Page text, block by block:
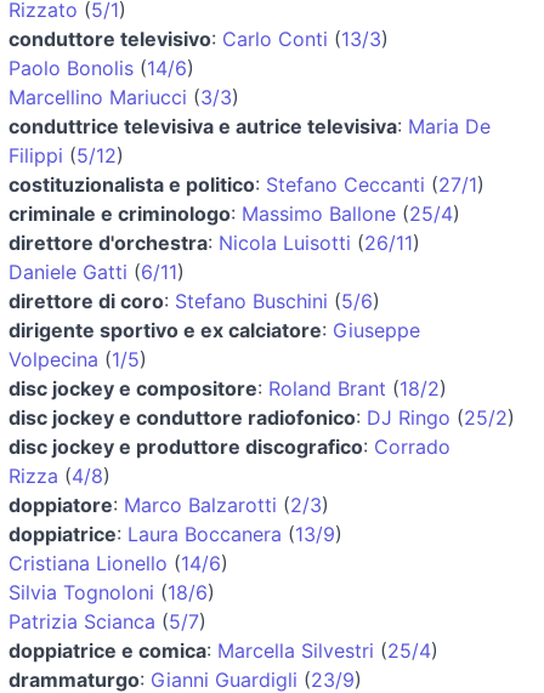
Rizzato (5/1)
conduttore televisivo: Carlo Conti (13/3)
Paolo Bonolis (14/6)
Marcellino Mariucci (3/3)
conduttrice televisiva e autrice televisiva: Maria De
Filippi (5/12)
costituzionalista e politico: Stefano Ceccanti (27/1)
criminale e criminologo: Massimo Ballone (25/4)
direttore d'orchestra: Nicola Luisotti (26/11)
Daniele Gatti (6/11)
direttore di coro: Stefano Buschini (5/6)
dirigente sportivo e ex calciatore: Giuseppe
Volpecina (1/5)
disc jockey e compositore: Roland Brant (18/2)
disc jockey e conduttore radiofonico: DJ Ringo (25/2)
disc jockey e produttore discografico: Corrado
Rizza (4/8)
doppiatore: Marco Balzarotti (2/3)
doppiatrice: Laura Boccanera (13/9)
Cristiana Lionello (14/6)
Silvia Tognoloni (18/6)
Patrizia Scianca (5/7)
doppiatrice e comica: Marcella Silvestri (25/4)
drammaturgo: Gianni Guardigli (23/9)